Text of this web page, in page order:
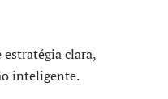
clara,
inteligente.